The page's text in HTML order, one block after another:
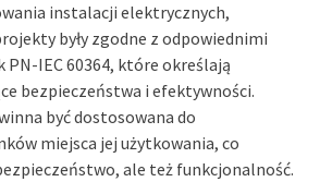
instalacji elektrycznych,
były zgodne z odpowiednimi
IEC 60364, które określają
bezpieczeństwa i efektywności.
być dostosowana do
miejsca jej użytkowania, co
ale też funkcjonalność.